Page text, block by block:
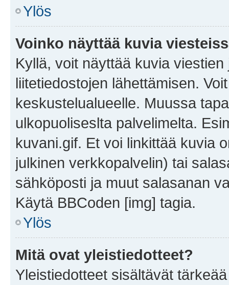
Ylös
Voinko näyttää kuvia
Kyllä, voit näyttää kuvia
liitetiedostojen lähettämisen.
keskustelualueelle. Muussa
ulkopuoliseslta palvelimelta.
kuvani.gif. Et voi linkittää kuvia
julkinen verkkopalvelin) tai
sähköposti ja muut salasanan
Käytä BBCoden [img] tagia.
Ylös
Mitä ovat yleistiedotteet?
Yleistiedotteet sisältävät